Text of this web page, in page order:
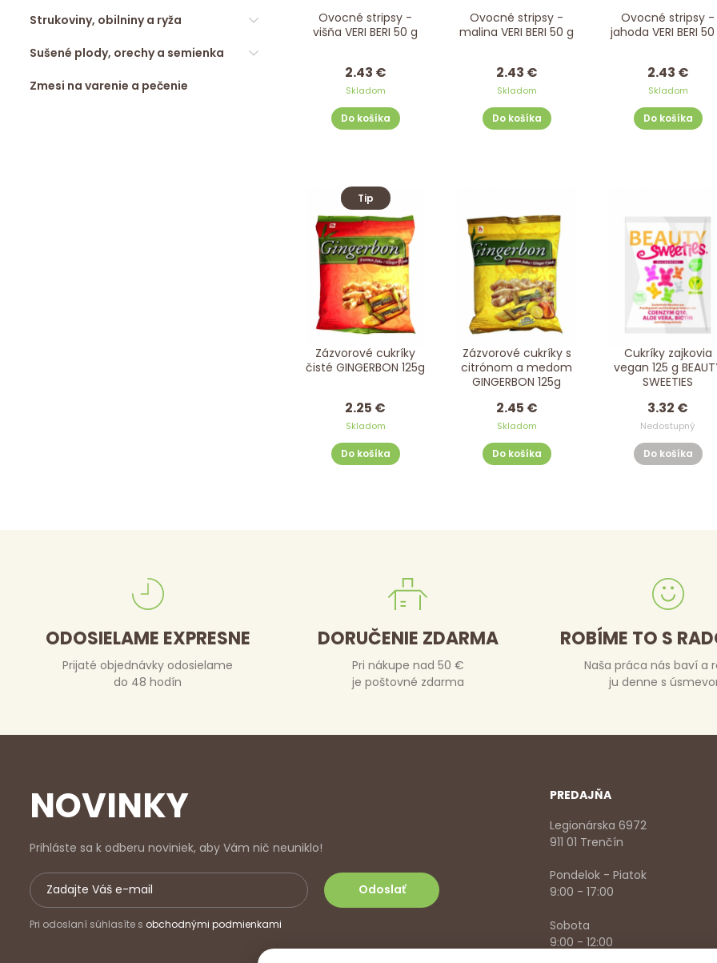
Strukoviny, obilniny a ryža
Sušené plody, orechy a semienka
Zmesi na varenie a pečenie
Ovocné stripsy -
višňa VERI BERI 50 g
2.43 €
Skladom
Do košíka
Ovocné stripsy -
malina VERI BERI 50 g
2.43 €
Skladom
Do košíka
Ovocné stripsy -
jahoda VERI BERI
2.43 €
Skladom
Do košíka
Tip
Zázvorové cukríky
čisté GINGERBON 125g
2.25 €
Skladom
Do košíka
Zázvorové cukríky s
citrónom a medom
GINGERBON 125g
2.45 €
Skladom
Do košíka
Cukríky zajkovia
vegan 125 g
SWEETIES
3.32 €
Nedostupný
Do košíka
ODOSIELAME EXPRESNE
Prijaté objednávky odosielame
do 48 hodín
DORUČENIE ZDARMA
Pri nákupe nad 50 €
je poštovné zdarma
ROBÍME TO S
Naša práca nás baví a
ju denne s
NOVINKY
Prihláste sa k odberu noviniek, aby Vám nič neuniklo!
Pri odoslaní súhlasíte s obchodnými podmienkami
PREDAJŇA
Legionárska 6972
911 01 Trenčín
Pondelok - Piatok
9:00 - 17:00
Sobota
9:00 - 12:00